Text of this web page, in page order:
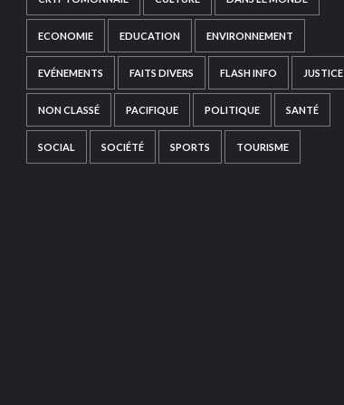
ECONOMIE EDUCATION ENVIRONNEMENT
EVÉNEMENTS FAITS DIVERS FLASH INFO JUSTICE
NON CLASSÉ PACIFIQUE POLITIQUE SANTÉ
SOCIAL SOCIÉTÉ SPORTS TOURISME